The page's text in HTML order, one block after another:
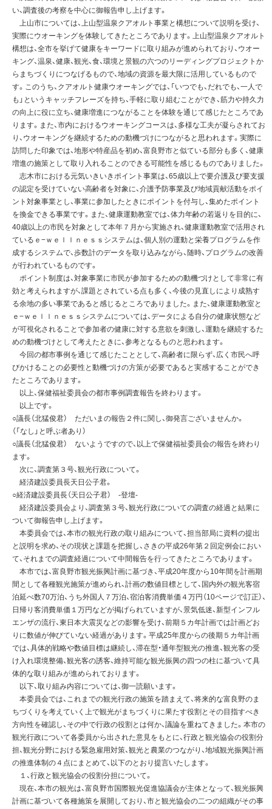
い、調査後の考察を中心に御報告申し上げます。
上山市については、上山型温泉クアオルト事業と構想について説明を受け、
実際にウオーキングを体験してきたところであります。上山型温泉クアオルト
構想は、全市を挙げて健康をキーワードに取り組みが進められており、ウオー
キング、温泉、健康、観光、食、環境と景観の六つのリーディングプロジェクトか
らまちづくりにつなげるもので、地域の資源を最大限に活用しているもので
す。このうち、クアオルト健康ウオーキングでは、「いつでも、だれでも、一人で
も」というキャッチフレーズを持ち、手軽に取り組むことができ、筋力や持久力
の向上に役に立ち、健康増進につながることを体験を通じて感じたところであ
ります。また、市内におけるウオーキングコースは、多様な工夫が凝らされてお
り、ウオーキングを継続するための動機づけにつながると思われます。実際に
訪問した印象では、地形や特産品を初め、富良野市と似ている部分も多く、健康
増進の施策として取り入れることのできる可能性を感じるものでありました。
志木市における元気いきいきポイント事業は、65歳以上で要介護及び要支援
の認定を受けていない高齢者を対象に、介護予防事業及び地域貢献活動をポイ
ント対象事業とし、事業に参加したときにポイントを付与し、集めたポイント
を換金できる事業です。また、健康運動教室では、体力年齢の若返りを目的に、
40歳以上の市民を対象として本年７月から実施され、健康運動教室で活用され
ているｅ−ｗｅｌｌｎｅｓｓシステムは、個人別の運動と栄養プログラムを作
成するシステムで、歩数計のデータを取り込みながら、随時、プログラムの改善
が行われているものです。
ポイント制度は、対象事業に市民が参加するための動機づけとして非常に有
効と考えられますが、課題とされている点も多く、今後の見直しにより成熟す
る余地の多い事業であると感じるところでありました。また、健康運動教室と
ｅ−ｗｅｌｌｎｅｓｓシステムについては、データによる自分の健康状態など
が可視化されることで参加者の健康に対する意欲を刺激し、運動を継続するた
めの動機づけとして考えたときに、参考となるものと思われます。
今回の都市事例を通じて感じたこととして、高齢者に限らず、広く市民へ呼
びかけることの必要性と動機づけの方策が必要であると実感することができ
たところであります。
以上、保健福祉委員会の都市事例調査報告を終わります。
以上です。
○議長（北猛俊君） ただいまの報告２件に関し、御発言ございませんか。
（「なし」と呼ぶ者あり）
○議長（北猛俊君） ないようですので、以上で保健福祉委員会の報告を終わり
ます。
次に、調査第３号、観光行政について。
経済建設委員長天日公子君。
○経済建設委員長（天日公子君） -登壇-
経済建設委員会より、調査第３号、観光行政についての調査の経過と結果に
ついて御報告申し上げます。
本委員会では、本市の観光行政の取り組みについて、担当部局に資料の提出
と説明を求め、その現状と課題を把握し、さきの平成26年第２回定例会におい
て、それまでの調査経過について中間報告を行ってきたところであります。
本市では、富良野市観光振興計画に基づき、平成20年度から10年間を計画期
間として各種観光施策が進められ、計画の数値目標として、国内外の観光客宿
泊延べ数70万泊、うち外国人７万泊、宿泊客消費単価４万円（10ページで訂正）、
日帰り客消費単価１万円などが掲げられていますが、景気低迷、新型インフル
エンザの流行、東日本大震災などの影響を受け、前期５カ年計画では計画どお
りに数値が伸びていない経過があります。平成25年度からの後期５カ年計画
では、具体的戦略や数値目標は継続し、滞在型・通年型観光の推進、観光客の受
け入れ環境整備、観光客の誘客、維持可能な観光振興の四つの柱に基づいて具
体的な取り組みが進められております。
以下、取り組み内容については、御一読願います。
本委員会では、これまでの観光行政の施策を踏まえて、将来的な富良野のま
ちづくりを考えていく上で観光がまちづくりに果たす役割とその目指すべき
方向性を確認し、その中で行政の役割とは何か、議論を重ねてきました。本市の
観光行政について各委員から出された意見をもとに、行政と観光協会の役割分
担、観光分野における緊急雇用対策、観光と農業のつながり、地域観光振興計画
の推進体制の４点にまとめて、以下のとおり提言いたします。
１、行政と観光協会の役割分担について。
現在、本市の観光は、富良野市国際観光促進協議会が主体となって、観光振興
計画に基づいて各種施策を展開しており、市と観光協会の二つの組織がその事